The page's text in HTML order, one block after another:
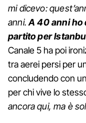
mi dicevo:
anni.A 40 anni ho
partito per
Canale 5 ha poi
tra aerei persi per
concludendo con
per chi vive lo
ancora qui, ma è